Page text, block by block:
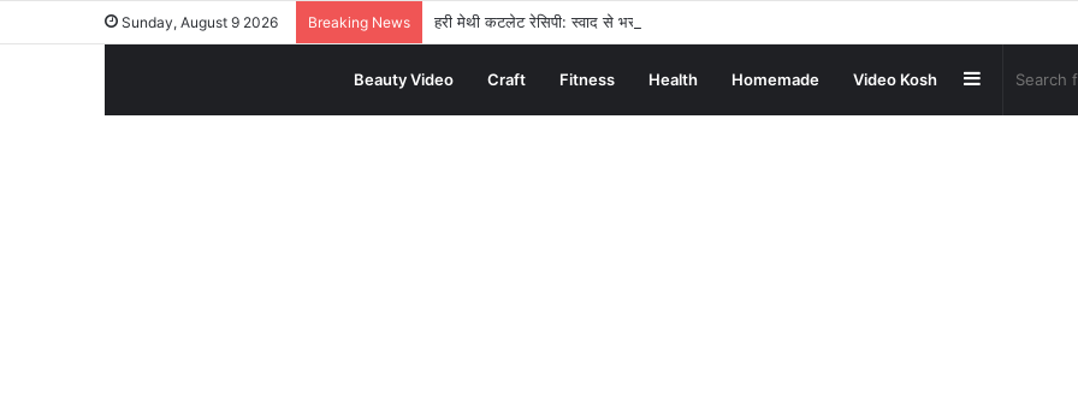
Sunday, August 9 2026 Breaking News हरी मेथी कटलेट रेसिपी: स्वाद से भरपूर और स्वस्थ नाश्ता बनाएं!
Beauty Video Craft Fitness Health Homemade Video Kosh Sidebar